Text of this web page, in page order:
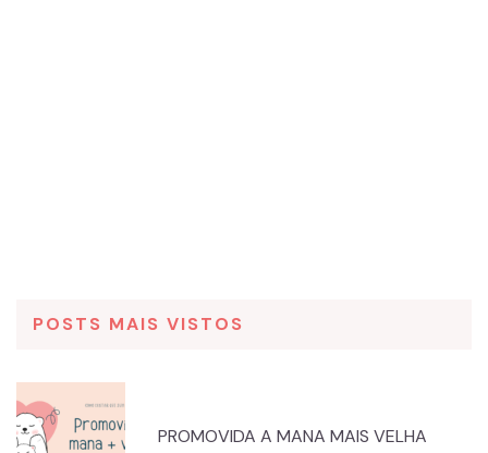
POSTS MAIS VISTOS
PROMOVIDA A MANA MAIS VELHA